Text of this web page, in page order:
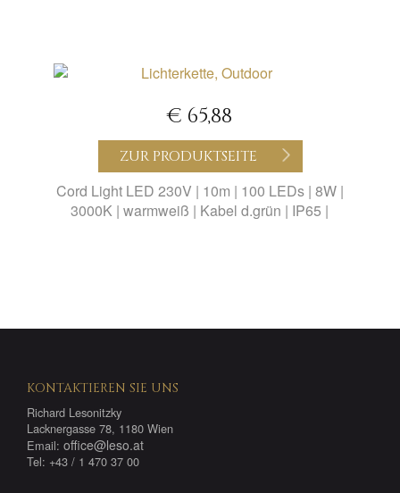
€ 65,88
ZUR PRODUKTSEITE
Cord Light LED 230V | 10m | 100 LEDs | 8W |
3000K | warmweiß | Kabel d.grün | IP65 |
KONTAKTIEREN SIE UNS
Richard Lesonitzky
Lacknergasse 78, 1180 Wien
Email: office@leso.at
Tel: +43 / 1 470 37 00